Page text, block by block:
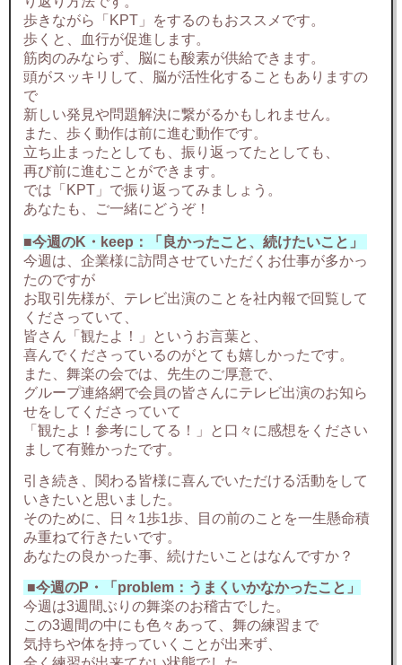
歩きながら「KPT」をするのもおススメです。
歩くと、血行が促進します。
筋肉のみならず、脳にも酸素が供給できます。
頭がスッキリして、脳が活性化することもありますの
で
新しい発見や問題解決に繋がるかもしれません。
また、歩く動作は前に進む動作です。
立ち止まったとしても、振り返ってたとしても、
再び前に進むことができます。
では「KPT」で振り返ってみましょう。
あなたも、ご一緒にどうぞ！
■今週のK・keep：「良かったこと、続けたいこと」
今週は、企業様に訪問させていただくお仕事が多かっ
たのですが
お取引先様が、テレビ出演のことを社内報で回覧して
くださっていて、
皆さん「観たよ！」というお言葉と、
喜んでくださっているのがとても嬉しかったです。
また、舞楽の会では、先生のご厚意で、
グループ連絡網で会員の皆さんにテレビ出演のお知ら
せをしてくださっていて
「観たよ！参考にしてる！」と口々に感想をください
まして有難かったです。
引き続き、関わる皆様に喜んでいただける活動をして
いきたいと思いました。
そのために、日々1歩1歩、目の前のことを一生懸命積
み重ねて行きたいです。
あなたの良かった事、続けたいことはなんですか？
■今週のP・「problem：うまくいかなかったこと」
今週は3週間ぶりの舞楽のお稽古でした。
この3週間の中にも色々あって、舞の練習まで
気持ちや体を持っていくことが出来ず、